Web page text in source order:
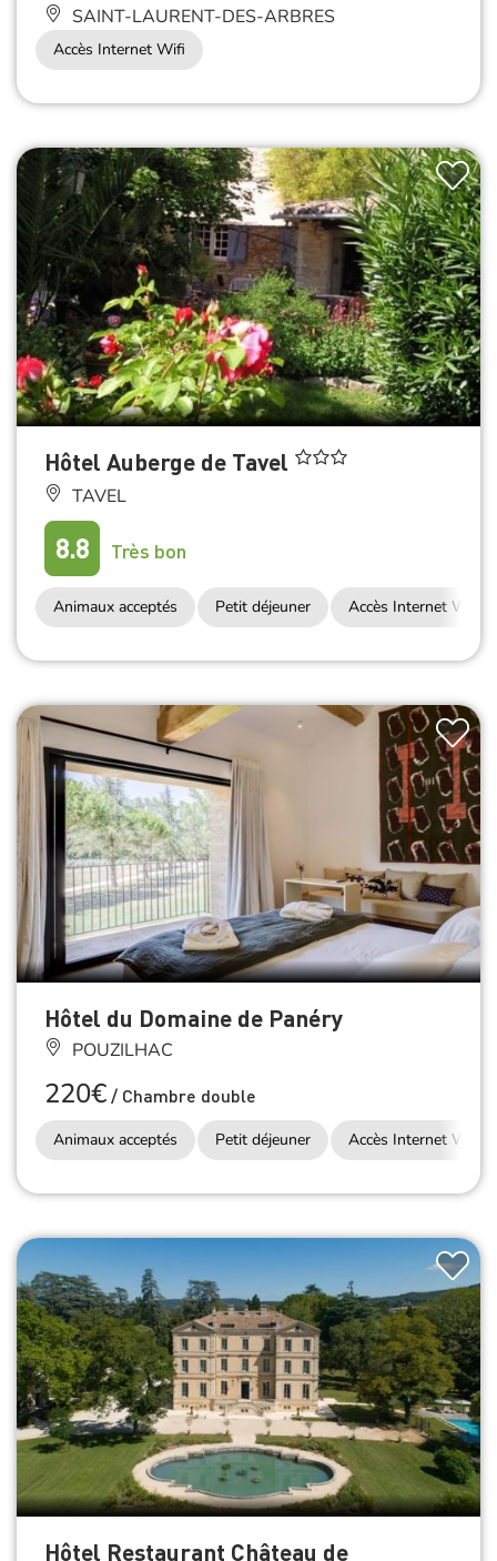
SAINT-LAURENT-DES-ARBRES
Accès Internet Wifi
Hôtel Auberge de Tavel
TAVEL
8.8 Très bon
Animaux acceptés Petit déjeuner Accès Internet Wifi
Hôtel du Domaine de Panéry
POUZILHAC
220€/ Chambre double
Animaux acceptés Petit déjeuner Accès Internet Wifi
Hôtel Restaurant Château de